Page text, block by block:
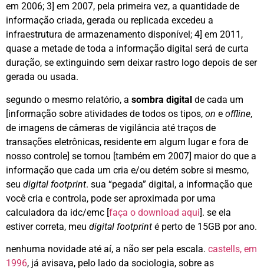
em 2006; 3] em 2007, pela primeira vez, a quantidade de
informação criada, gerada ou replicada excedeu a
infraestrutura de armazenamento disponível; 4] em 2011,
quase a metade de toda a informação digital será de curta
duração, se extinguindo sem deixar rastro logo depois de ser
gerada ou usada.
segundo o mesmo relatório, a sombra digital de cada um
[informação sobre atividades de todos os tipos, on e offline,
de imagens de câmeras de vigilância até traços de
transações eletrônicas, residente em algum lugar e fora de
nosso controle] se tornou [também em 2007] maior do que a
informação que cada um cria e/ou detém sobre si mesmo,
seu digital footprint. sua “pegada” digital, a informação que
você cria e controla, pode ser aproximada por uma
calculadora da idc/emc [faça o download aqui]. se ela
estiver correta, meu digital footprint é perto de 15GB por ano.
nenhuma novidade até aí, a não ser pela escala. castells, em
1996, já avisava, pelo lado da sociologia, sobre as